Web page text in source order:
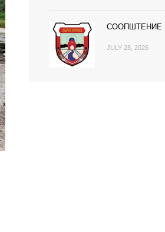
СООПШТЕНИЕ
JULY 28, 2026